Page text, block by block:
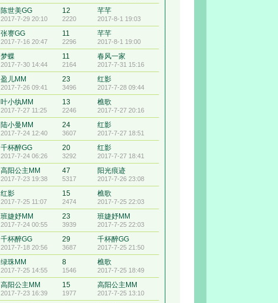
陈世美GG
2017-7-29 20:10
12
2220
芊芊
2017-8-1 19:03
张謇GG
2017-7-16 20:47
11
2296
芊芊
2017-8-1 19:00
梦蝶
2017-7-30 14:44
11
2164
春风一家
2017-7-31 15:16
盈儿MM
2017-7-26 09:41
23
3496
红影
2017-7-28 09:44
叶小纨MM
2017-7-27 11:25
13
2246
樵歌
2017-7-27 20:16
陆小曼MM
2017-7-24 12:40
24
3607
红影
2017-7-27 18:51
千杯醉GG
2017-7-24 06:26
20
3292
红影
2017-7-27 18:41
高阳公主MM
2017-7-23 19:38
47
5317
阳光痕迹
2017-7-26 23:08
红影
2017-7-25 11:07
15
2474
樵歌
2017-7-25 22:03
班婕妤MM
2017-7-24 00:55
23
3939
班婕妤MM
2017-7-25 22:03
千杯醉GG
2017-7-18 20:56
29
3687
千杯醉GG
2017-7-25 21:50
绿珠MM
2017-7-25 14:55
8
1546
樵歌
2017-7-25 18:49
高阳公主MM
2017-7-23 16:39
15
1977
高阳公主MM
2017-7-25 13:10